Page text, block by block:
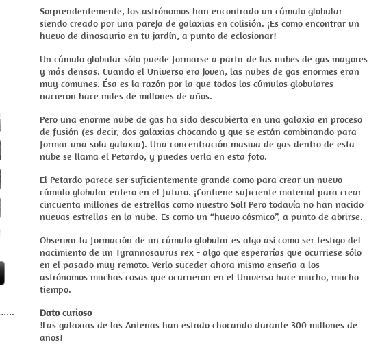
Sorprendentemente, los astrónomos han encontrado un cúmulo globular
siendo creado por una pareja de galaxias en colisión. ¡Es como encontrar un
huevo de dinosaurio en tu jardín, a punto de eclosionar!
Un cúmulo globular sólo puede formarse a partir de las nubes de gas mayores
y más densas. Cuando el Universo era joven, las nubes de gas enormes eran
muy comunes. Ésa es la razón por la que todos los cúmulos globulares
nacieron hace miles de millones de años.
Pero una enorme nube de gas ha sido descubierta en una galaxia en proceso
de fusión (es decir, dos galaxias chocando y que se están combinando para
formar una sola galaxia). Una concentración masiva de gas dentro de esta
nube se llama el Petardo, y puedes verla en esta foto.
El Petardo parece ser suficientemente grande como para crear un nuevo
cúmulo globular entero en el futuro. ¡Contiene suficiente material para crear
cincuenta millones de estrellas como nuestro Sol! Pero todavía no han nacido
nuevas estrellas en la nube. Es como un “huevo cósmico”, a punto de abrirse.
Observar la formación de un cúmulo globular es algo así como ser testigo del
nacimiento de un Tyrannosaurus rex - algo que esperarías que ocurriese sólo
en el pasado muy remoto. Verlo suceder ahora mismo enseña a los
astrónomos muchas cosas que ocurrieron en el Universo hace mucho, mucho
tiempo.
Dato curioso
!Las galaxias de las Antenas han estado chocando durante 300 millones de
años!